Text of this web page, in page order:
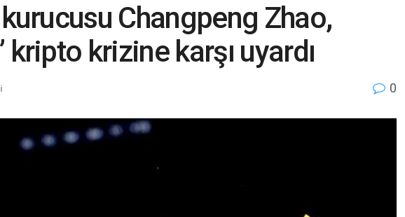
Changpeng Zhao,
kripto krizine karşı uyardı
0